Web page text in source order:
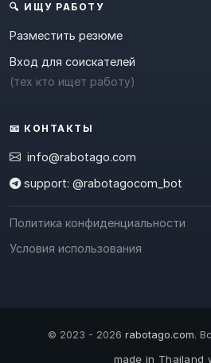
🔍 ИЩУ РАБОТУ
Разместить резюме
Вход для соискателей
(тех кто ищет работу)
📧 КОНТАКТЫ
info@rabotago.com
support: @rabotagocom_bot
Политика конфиденциальности
Условия использования
© 2023 - 2026 rabotago.com.
made in Thailand